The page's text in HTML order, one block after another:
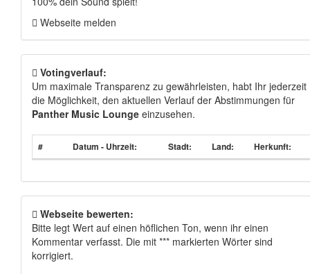
Webseite melden
Votingverlauf:
Um maximale Transparenz zu gewährleisten, habt Ihr jederzeit
die Möglichkeit, den aktuellen Verlauf der Abstimmungen für
Panther Music Lounge einzusehen.
# Datum - Uhrzeit: Stadt: Land: Herkunft:
Webseite bewerten:
Bitte legt Wert auf einen höflichen Ton, wenn ihr einen
Kommentar verfasst. Die mit *** markierten Wörter sind
korrigiert.